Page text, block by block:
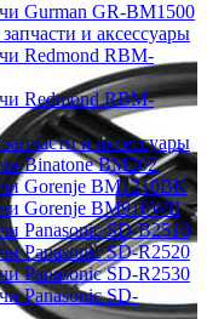
Gurman GR-BM1500
и аксессуары
Redmond RBM-
Redmond RBM-
и аксессуары
Binatone BM202
Gorenje BM1210BK
Gorenje BM910WII
Panasonic SD-B2510
Panasonic SD-R2520
Panasonic SD-R2530
Panasonic SD-